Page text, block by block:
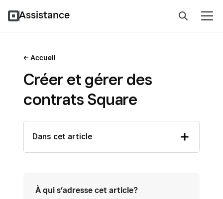
Assistance
Accueil
Créer et gérer des
contrats Square
Dans cet article
À qui s’adresse cet article?